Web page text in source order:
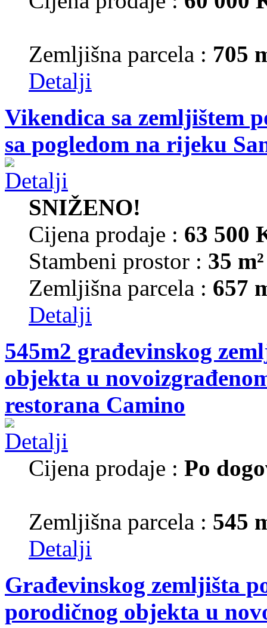
Zemljišna parcela : 705
Detalji
Vikendica sa zemljištem
sa pogledom na rijeku
SNIŽENO!
Cijena prodaje : 63 500
Stambeni prostor : 35 m²
Zemljišna parcela : 657
Detalji
545m2 građevinskog
objekta u
restorana Camino
Cijena prodaje : Po
Zemljišna parcela : 545
Detalji
Građevinskog zemljišta
porodičnog objekta u